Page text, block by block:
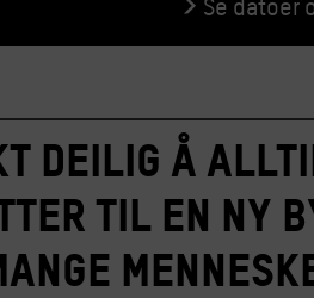
Se datoer
deilig å alltid
til en ny